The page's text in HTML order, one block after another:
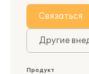
Связаться
Другие
Продукт